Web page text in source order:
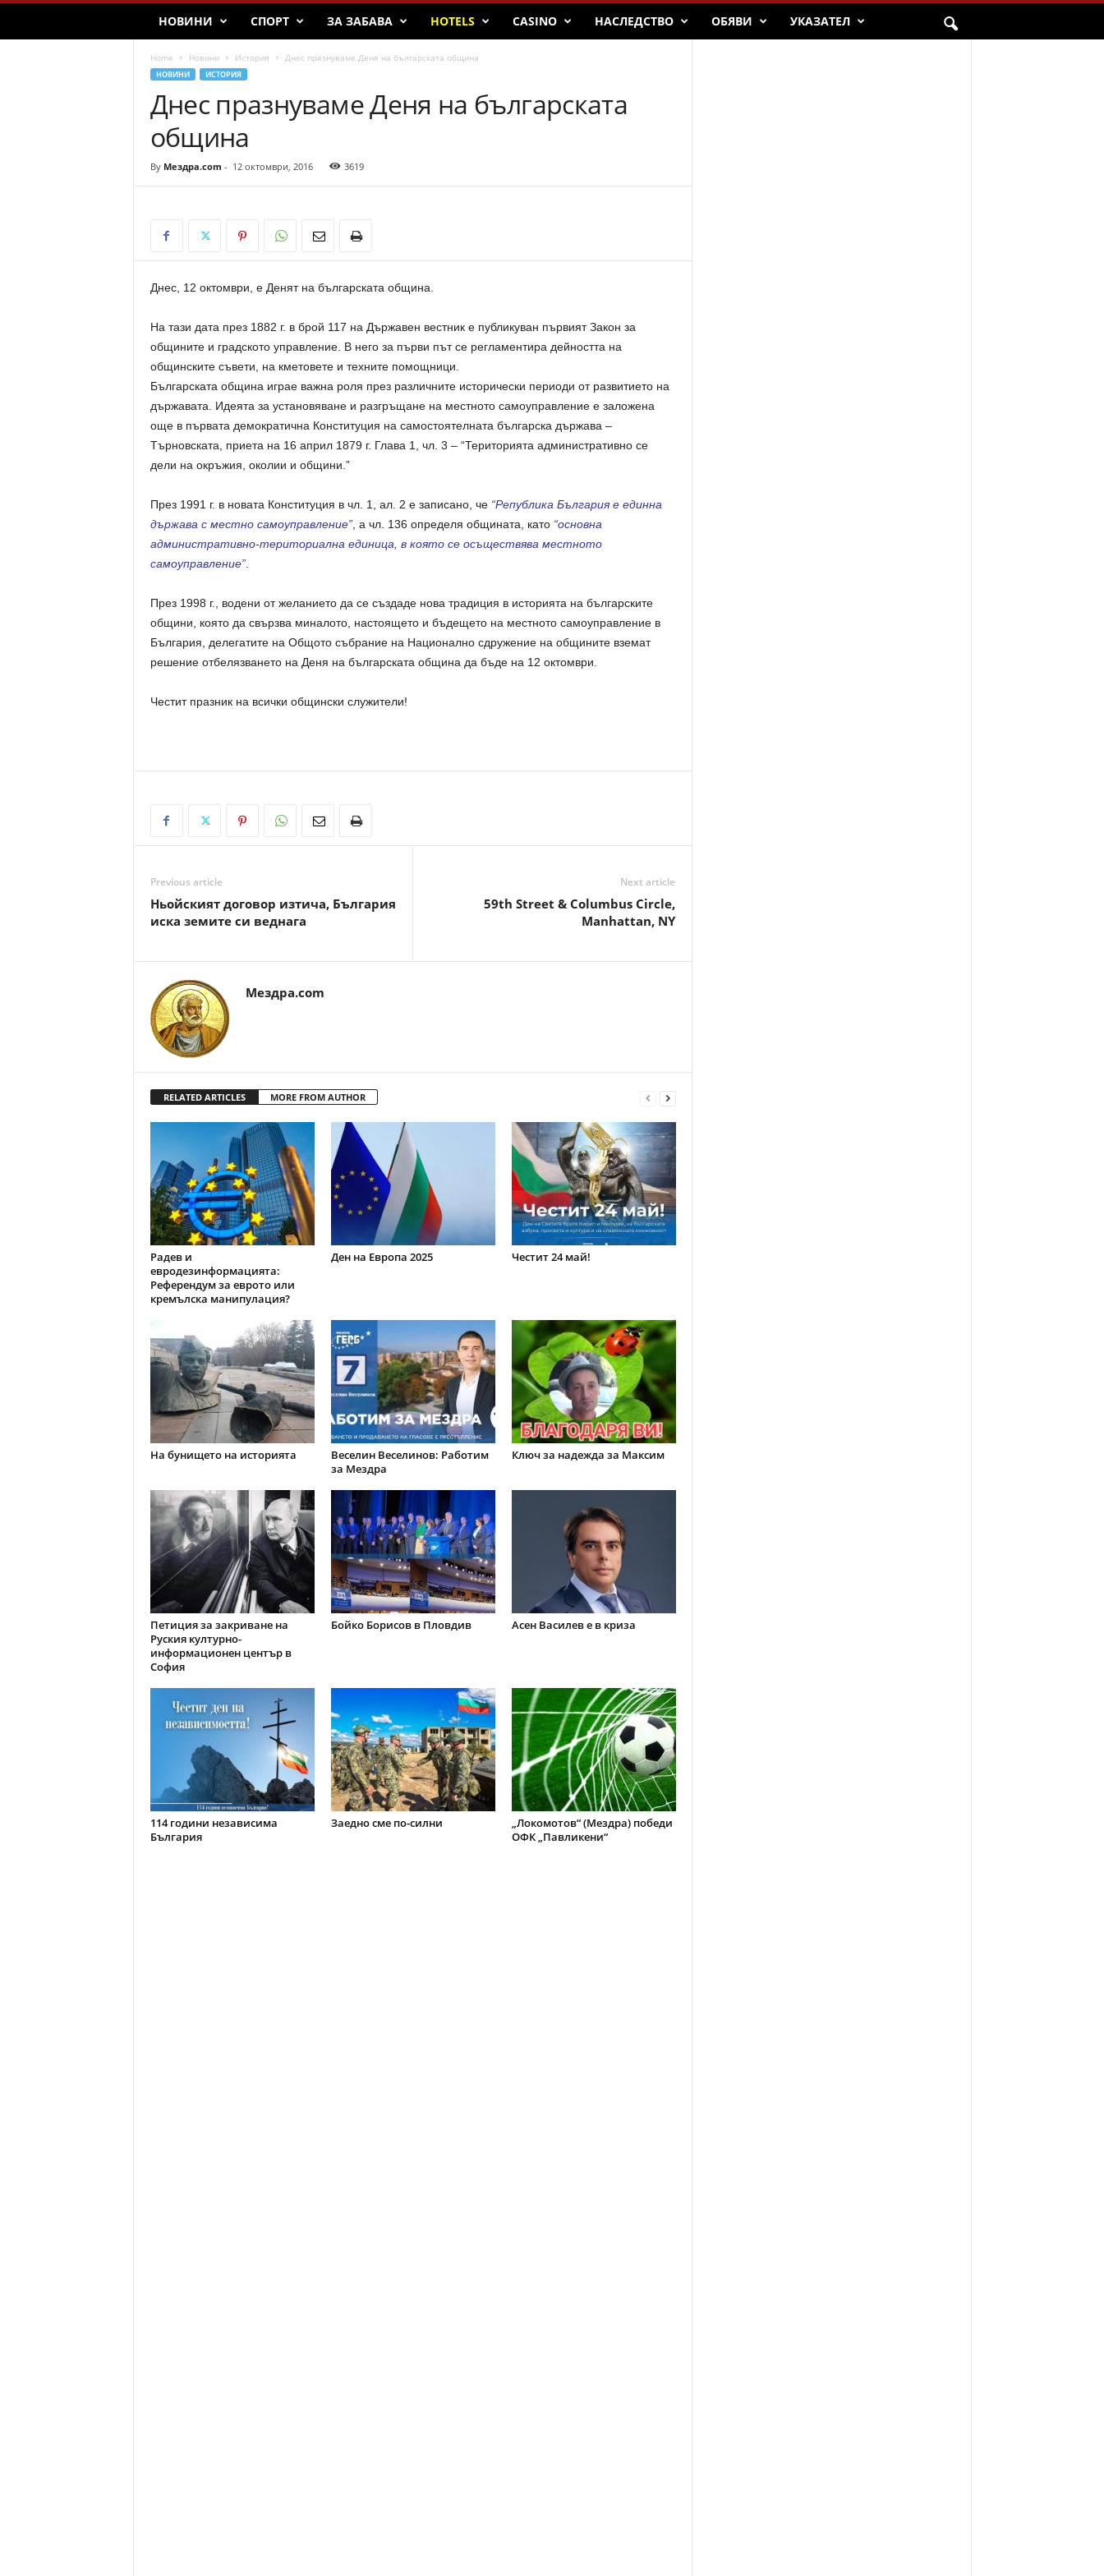
НОВИНИ СПОРТ ЗА ЗАБАВА HOTELS CASINO НАСЛЕДСТВО ОБЯВИ УКАЗАТЕЛ
Home Новини История Днес празнуваме Деня на българската община
НОВИНИ ИСТОРИЯ
Днес празнуваме Деня на българската
община
By Мездра.com - 12 октомври, 2016 3619
Днес, 12 октомври, е Денят на българската община.
На тази дата през 1882 г. в брой 117 на Държавен вестник е публикуван първият Закон за
общините и градското управление. В него за първи път се регламентира дейността на
общинските съвети, на кметовете и техните помощници.
Българската община играе важна роля през различните исторически периоди от развитието на
държавата. Идеята за установяване и разгръщане на местното самоуправление е заложена
още в първата демократична Конституция на самостоятелната българска държава –
Търновската, приета на 16 април 1879 г. Глава 1, чл. 3 – “Територията административно се
дели на окръжия, околии и общини.”
През 1991 г. в новата Конституция в чл. 1, ал. 2 е записано, че “Република България е единна
държава с местно самоуправление”, а чл. 136 определя общината, като “основна
административно-териториална единица, в която се осъществява местното
самоуправление”.
През 1998 г., водени от желанието да се създаде нова традиция в историята на българските
общини, която да свързва миналото, настоящето и бъдещето на местното самоуправление в
България, делегатите на Общото събрание на Национално сдружение на общините вземат
решение отбелязването на Деня на българската община да бъде на 12 октомври.
Честит празник на всички общински служители!
Previous article
Ньойският договор изтича, България
иска земите си веднага
Next article
59th Street & Columbus Circle,
Manhattan, NY
Мездра.com
RELATED ARTICLES MORE FROM AUTHOR
Радев и
евродезинформацията:
Референдум за еврото или
кремълска манипулация?
Ден на Европа 2025 Честит 24 май!
На бунището на историята
Веселин Веселинов: Работим
за Мездра
Ключ за надежда за Максим
Петиция за закриване на
Руския културно-
информационен център в
София
Бойко Борисов в Пловдив Асен Василев е в криза
114 години независима
България
Заедно сме по-силни
„Локомотов“ (Мездра) победи
ОФК „Павликени“